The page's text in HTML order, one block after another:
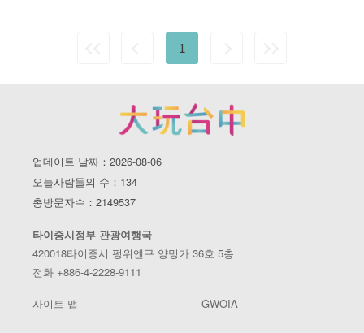
1
업데이트 날짜：2026-08-06
오늘사람들의 수：134
총방문자수：2149537
타이중시정부 관광여행국
420018타이중시 펑위엔구 양밍가 36호 5층
전화 +886-4-2228-9111
사이트 맵 GWOIA